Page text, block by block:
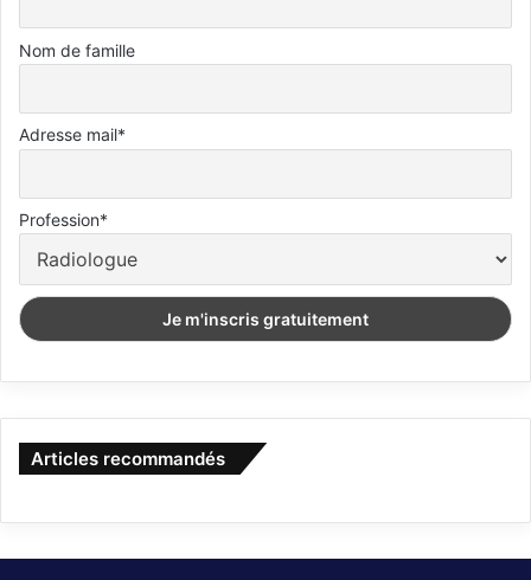
Nom de famille
Adresse mail*
Profession*
Articles recommandés